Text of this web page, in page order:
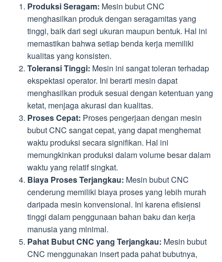
Produksi Seragam: Mesin bubut CNC
menghasilkan produk dengan seragamitas yang
tinggi, baik dari segi ukuran maupun bentuk. Hal ini
memastikan bahwa setiap benda kerja memiliki
kualitas yang konsisten.
Toleransi Tinggi: Mesin ini sangat toleran terhadap
ekspektasi operator. Ini berarti mesin dapat
menghasilkan produk sesuai dengan ketentuan yang
ketat, menjaga akurasi dan kualitas.
Proses Cepat: Proses pengerjaan dengan mesin
bubut CNC sangat cepat, yang dapat menghemat
waktu produksi secara signifikan. Hal ini
memungkinkan produksi dalam volume besar dalam
waktu yang relatif singkat.
Biaya Proses Terjangkau: Mesin bubut CNC
cenderung memiliki biaya proses yang lebih murah
daripada mesin konvensional. Ini karena efisiensi
tinggi dalam penggunaan bahan baku dan kerja
manusia yang minimal.
Pahat Bubut CNC yang Terjangkau: Mesin bubut
CNC menggunakan insert pada pahat bubutnya,